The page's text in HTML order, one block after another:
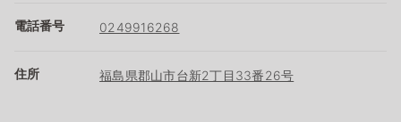
電話番号 0249916268
住所 福島県郡山市台新2丁目33番26号